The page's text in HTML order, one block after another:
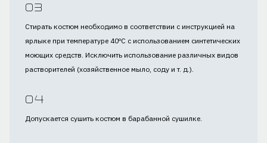
Стирать костюм необходимо в соответствии с инструкцией на
ярлыке при температуре 40⁰С с использованием синтетических
моющих средств. Исключить использование различных видов
растворителей (хозяйственное мыло, соду и т. д.).
Допускается сушить костюм в барабанной сушилке.